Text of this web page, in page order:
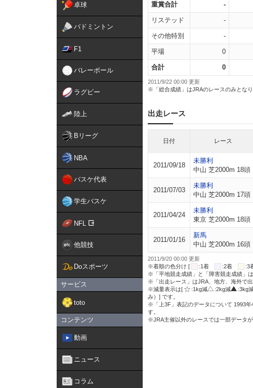
卓球
バドミントン
F1
バレーボール
ラグビー
陸上
Bリーグ
NBA
バスケ代表
学生バスケ
NFL
他競技
Doスポーツ
サービス
toto
コンテンツ
動画
ニュース
コラム
重賞合計 -
リステッド -
その他特別 -
平場 0
合計 0
2011/9/22 00:00 更新
※「総合成績」はJRAのレースのみとなり
出走レース
日付 レース
2011/09/18
未勝利
中山 芝2000m 18頭
2011/07/03
未勝利
中山 芝2000m 17頭
2011/04/24
未勝利
東京 芝2000m 18頭
2011/01/16
新馬
中山 芝2000m 16頭
2011/9/20 00:00 更新
※着順の色分け [
:1着 :2着
:3
※「平地競走成績」と「障害競走成績」
※「出走レース」はJRA、地方、海外で
※減量表示は[
:1kg減 :2kg減 :3kg
み）] です。
※「上3F」表記のデータについて 1993
す。
※JRA主催以外のレースでは一部データが